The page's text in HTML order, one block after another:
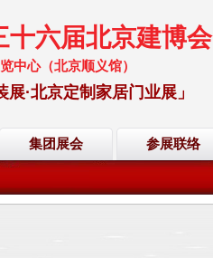
六届北京建博会
中心（北京顺义馆）
·北京定制家居门业展」
集团展会 参展联络